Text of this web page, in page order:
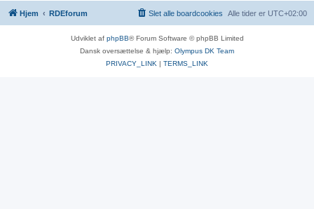
Hjem RDEforum Alle tider er UTC+02:00
Slet alle boardcookies
Udviklet af phpBB® Forum Software © phpBB Limited
Dansk oversættelse & hjælp: Olympus DK Team
PRIVACY_LINK | TERMS_LINK